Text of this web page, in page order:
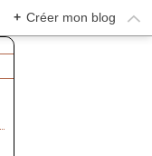
+ Créer mon blog